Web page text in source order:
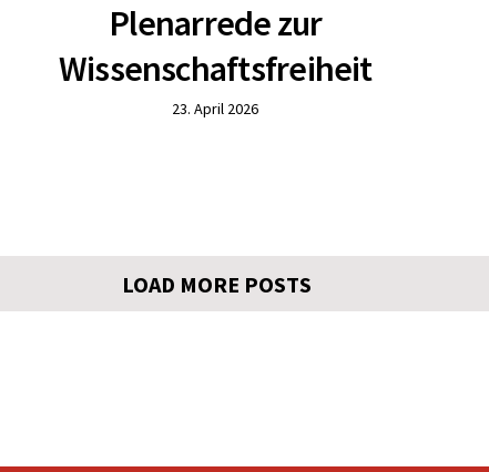
Plenarrede zur
Wissenschaftsfreiheit
23. April 2026
LOAD MORE POSTS